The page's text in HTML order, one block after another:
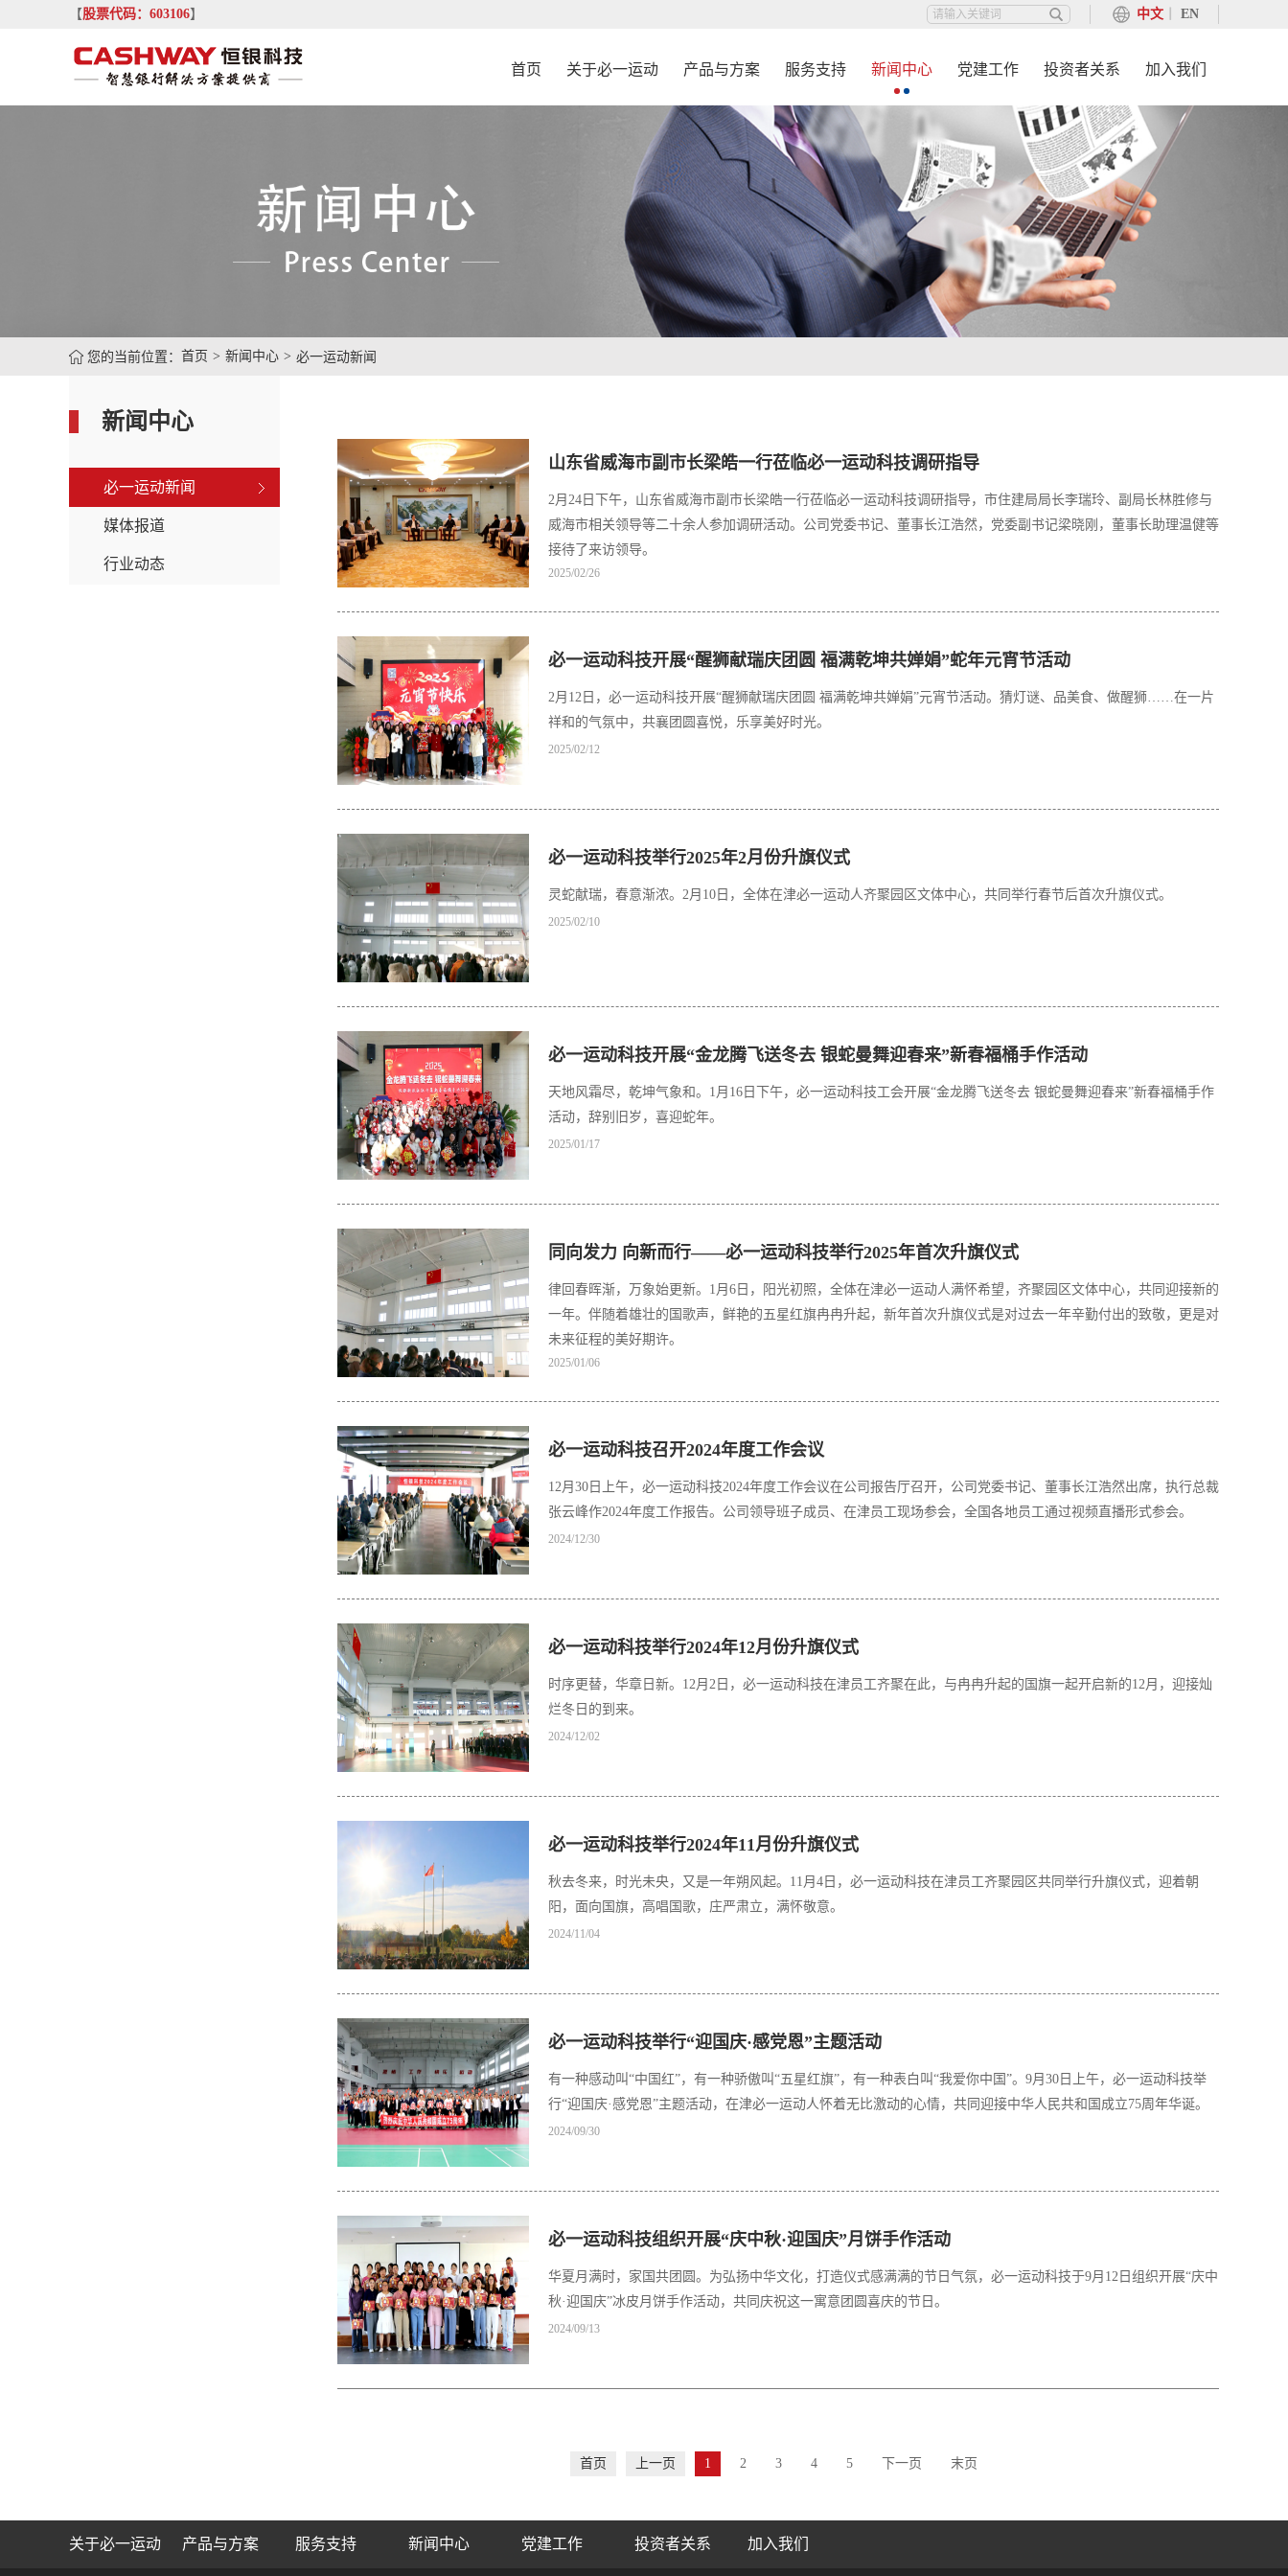
【股票代码：603106】 中文 EN
首页 关于必一运动 产品与方案 服务支持 新闻中心 党建工作 投资者关系 加入我们
您的当前位置： 首页 新闻中心 必一运动新闻
新闻中心
必一运动新闻
媒体报道
行业动态
山东省威海市副市长梁皓一行莅临必一运动科技调研指导
2月24日下午，山东省威海市副市长梁皓一行莅临必一运动科技调研指导，市住建局局长李瑞玲、副局长林胜修与
威海市相关领导等二十余人参加调研活动。公司党委书记、董事长江浩然，党委副书记梁晓刚，董事长助理温健等
接待了来访领导。
2025/02/26
必一运动科技开展“醒狮献瑞庆团圆 福满乾坤共婵娟”蛇年元宵节活动
2月12日，必一运动科技开展“醒狮献瑞庆团圆 福满乾坤共婵娟”元宵节活动。猜灯谜、品美食、做醒狮……在一片
祥和的气氛中，共襄团圆喜悦，乐享美好时光。
2025/02/12
必一运动科技举行2025年2月份升旗仪式
灵蛇献瑞，春意渐浓。2月10日，全体在津必一运动人齐聚园区文体中心，共同举行春节后首次升旗仪式。
2025/02/10
必一运动科技开展“金龙腾飞送冬去 银蛇曼舞迎春来”新春福桶手作活动
天地风霜尽，乾坤气象和。1月16日下午，必一运动科技工会开展“金龙腾飞送冬去 银蛇曼舞迎春来”新春福桶手作
活动，辞别旧岁，喜迎蛇年。
2025/01/17
同向发力 向新而行——必一运动科技举行2025年首次升旗仪式
律回春晖渐，万象始更新。1月6日，阳光初照，全体在津必一运动人满怀希望，齐聚园区文体中心，共同迎接新的
一年。伴随着雄壮的国歌声，鲜艳的五星红旗冉冉升起，新年首次升旗仪式是对过去一年辛勤付出的致敬，更是对
未来征程的美好期许。
2025/01/06
必一运动科技召开2024年度工作会议
​12月30日上午，必一运动科技2024年度工作会议在公司报告厅召开，公司党委书记、董事长江浩然出席，执行总裁
张云峰作2024年度工作报告。公司领导班子成员、在津员工现场参会，全国各地员工通过视频直播形式参会。
2024/12/30
必一运动科技举行2024年12月份升旗仪式
时序更替，华章日新。12月2日，必一运动科技在津员工齐聚在此，与冉冉升起的国旗一起开启新的12月，迎接灿
烂冬日的到来。
2024/12/02
必一运动科技举行2024年11月份升旗仪式
秋去冬来，时光未央，又是一年朔风起。11月4日，必一运动科技在津员工齐聚园区共同举行升旗仪式，迎着朝
阳，面向国旗，高唱国歌，庄严肃立，满怀敬意。
2024/11/04
必一运动科技举行“迎国庆·感党恩”主题活动
有一种感动叫“中国红”，有一种骄傲叫“五星红旗”，有一种表白叫“我爱你中国”。9月30日上午，必一运动科技举
行“迎国庆·感党恩”主题活动，在津必一运动人怀着无比激动的心情，共同迎接中华人民共和国成立75周年华诞。
2024/09/30
必一运动科技组织开展“庆中秋·迎国庆”月饼手作活动
华夏月满时，家国共团圆。为弘扬中华文化，打造仪式感满满的节日气氛，必一运动科技于9月12日组织开展“庆中
秋·迎国庆”冰皮月饼手作活动，共同庆祝这一寓意团圆喜庆的节日。
2024/09/13
首页 上一页 1 2 3 4 5 下一页 末页
关于必一运动 产品与方案 服务支持 新闻中心 党建工作 投资者关系 加入我们